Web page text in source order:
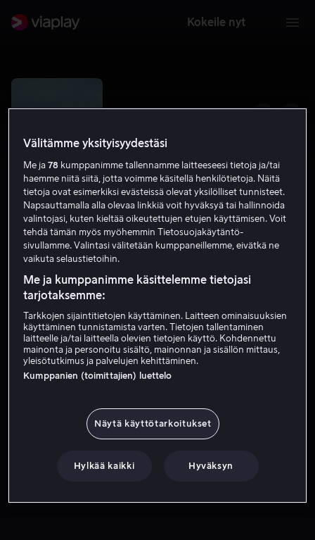
Kokeile nyt
iIVo
Urheiludokumentit 2025 S
Tilaa nyt
Iivo Niskanen tavoittelee Milano-Cortinan
Iivo Niskanen tavoittelee Milano-Cortinan
olympiakultaa. Sarjassa seurataan lähietäisyydeltä Iivoa
ja hänen valmistautumistaan tärkeään kauteen.
Iivo Niskanen
Välitämme yksityisyydestäsi
Me ja78 kumppanimme tallennamme laitteeseesi tietoja ja/tai
haemme niitä siitä, jotta voimme käsitellä henkilötietoja. Näitä
tietoja ovat esimerkiksi evästeissä olevat yksilölliset tunnisteet.
Napsauttamalla alla olevaa linkkiä voit hyväksyä tai hallinnoida
valintojasi, kuten kieltää oikeutettujen etujen käyttämisen. Voit
tehdä tämän myös myöhemmin Tietosuojakäytäntö-
sivullamme. Valintasi välitetään kumppaneillemme, eivätkä ne
vaikuta selaustietoihin.
Me ja kumppanimme käsittelemme tietojasi
tarjotaksemme:
Tarkkojen sijaintitietojen käyttäminen. Laitteen ominaisuuksien
käyttäminen tunnistamista varten. Tietojen tallentaminen
laitteelle ja/tai laitteella olevien tietojen käyttö. Kohdennettu
mainonta ja personoitu sisältö, mainonnan ja sisällön mittaus,
yleisötutkimus ja palvelujen kehittäminen.
Kumppanien (toimittajien) luettelo
Näytä käyttötarkoitukset
Hylkää kaikki Hyväksyn